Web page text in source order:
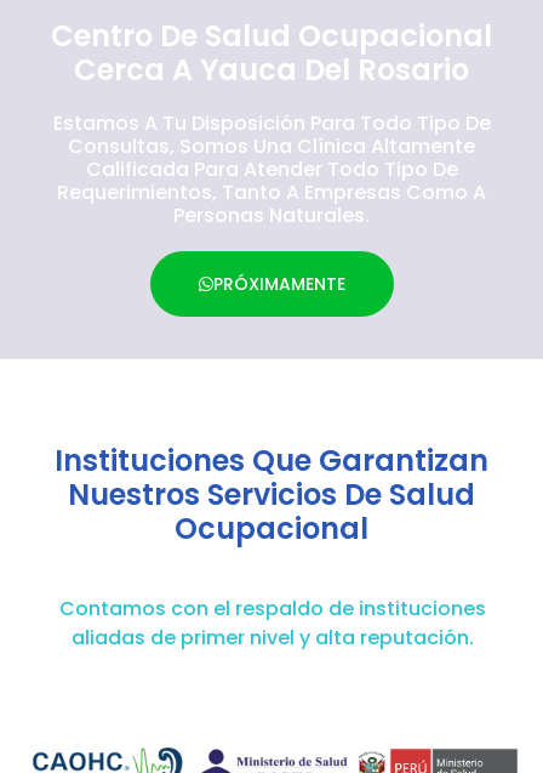
Centro De Salud Ocupacional
Cerca A Yauca Del Rosario
Estamos A Tu Disposición Para Todo Tipo De
Consultas, Somos Una Clínica Altamente
Calificada Para Atender Todo Tipo De
Requerimientos, Tanto A Empresas Como A
Personas Naturales.
PRÓXIMAMENTE
Instituciones Que Garantizan
Nuestros Servicios De Salud
Ocupacional
Contamos con el respaldo de instituciones
aliadas de primer nivel y alta reputación.